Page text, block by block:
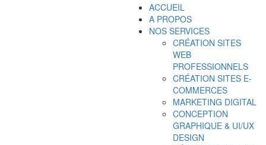
ACCUEIL
A PROPOS
NOS SERVICES
CRÉATION SITES
WEB
PROFESSIONNELS
CRÉATION SITES E-
COMMERCES
MARKETING DIGITAL
CONCEPTION
GRAPHIQUE & UI/UX
DESIGN